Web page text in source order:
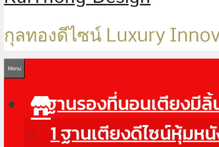
กุลทองดีไซน์ Luxury
Menu
ฐานรองที่นอนเตียงมี
1 ฐานเตียงดีไซน์หุ้มห